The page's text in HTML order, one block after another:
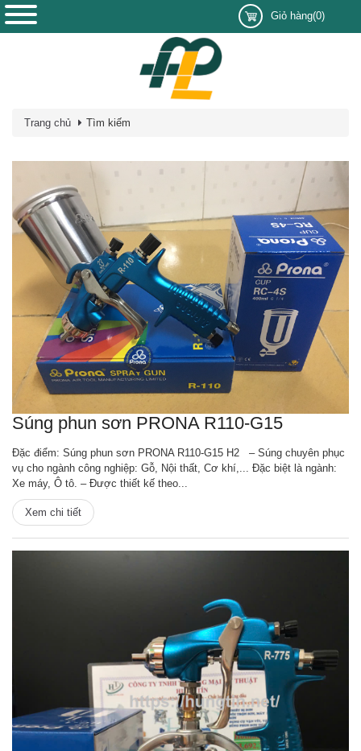
Giỏ hàng(0)
Trang chủ Tìm kiếm
Súng phun sơn PRONA R110-G15
Đặc điểm: Súng phun sơn PRONA R110-G15 H2 – Súng chuyên phục
vụ cho ngành công nghiệp: Gỗ, Nội thất, Cơ khí,... Đặc biệt là ngành:
Xe máy, Ô tô. – Được thiết kế theo...
Xem chi tiết